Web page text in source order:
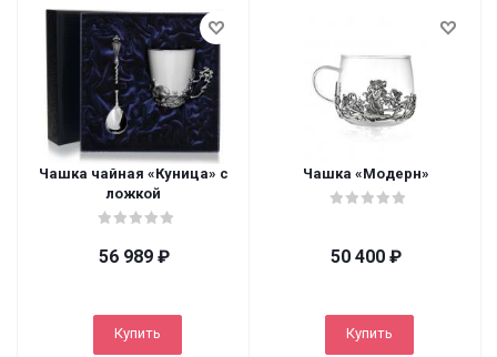
Чашка чайная «Куница» с
ложкой
56 989₽
Купить
Чашка «Модерн»
50 400₽
Купить